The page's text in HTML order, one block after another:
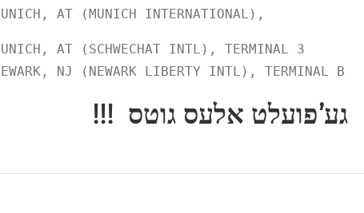
AT (MUNICH INTERNATIONAL),
MUNICH, AT (SCHWECHAT INTL), TERMINAL 3
NJ (NEWARK LIBERTY INTL),
!!! גע’פועלט אלעס גוטס